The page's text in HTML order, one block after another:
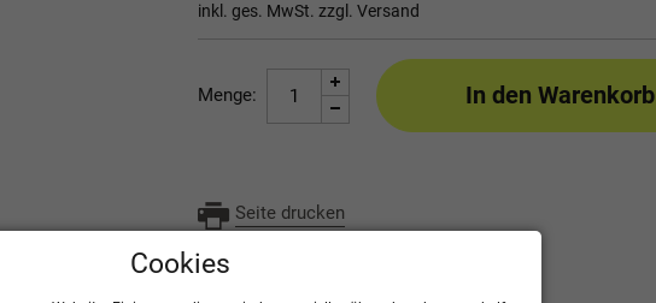
inkl. ges. MwSt. zzgl. Versand
Menge: In den Warenkorb
Seite drucken
Cookies